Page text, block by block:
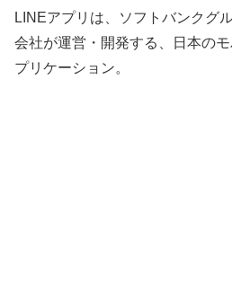
LINEアプリは、ソフトバンクグ
会社が運営・開発する、日本の
プリケーション。